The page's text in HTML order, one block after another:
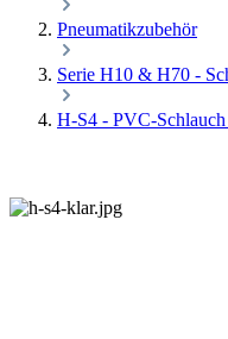
Pneumatikzubehör
Serie H10 & H70 -
H-S4 - PVC-